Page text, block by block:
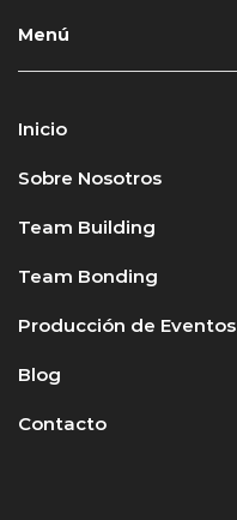
Menú
Inicio
Sobre Nosotros
Team Building
Team Bonding
Producción de Eventos
Blog
Contacto